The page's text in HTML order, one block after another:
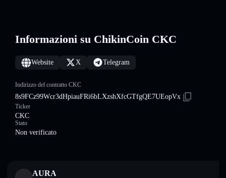
Informazioni su ChikinCoin CKC
Website X Telegram
Indirizzo del contratto CKC
8s9FCz99Wcr3dHpiauFRi6bLXzshXfcGTfgQE7UEopVx
Ticker
CKC
Stato
Non verificato
AURA